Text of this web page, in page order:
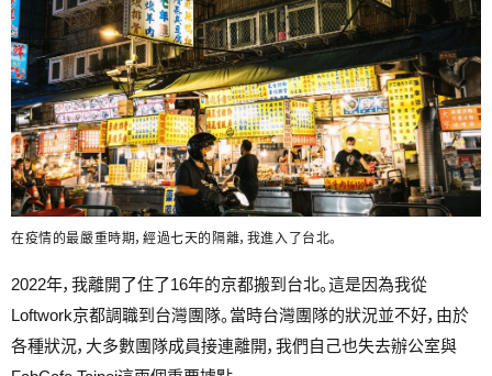
在疫情的最嚴重時期，經過七天的隔離，我進入了台北。
2022年，我離開了住了16年的京都搬到台北。這是因為我從
Loftwork京都調職到台灣團隊。當時台灣團隊的狀況並不好，由於
各種狀況，大多數團隊成員接連離開，我們自己也失去辦公室與